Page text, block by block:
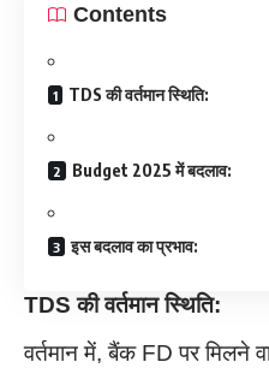
Contents
TDS की वर्तमान स्थिति:
Budget 2025 में बदलाव:
इस बदलाव का प्रभाव:
TDS की वर्तमान स्थिति:
वर्तमान में, बैंक FD पर मिलने